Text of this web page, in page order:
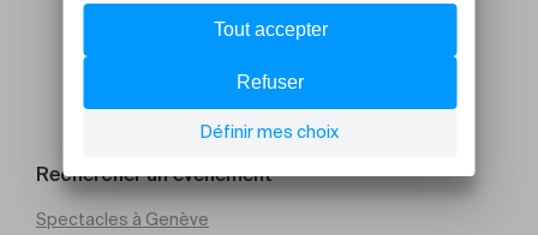
Rechercher un évènement
Spectacles à Genève